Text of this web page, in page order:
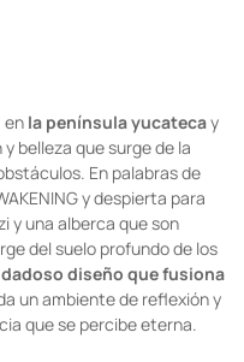
en la península yucatecay
belleza que surge de la
En palabras de
y despierta para
y una alberca que son
del suelo profundo de los
diseño que fusiona
un ambiente de reflexión y
que se percibe eterna.